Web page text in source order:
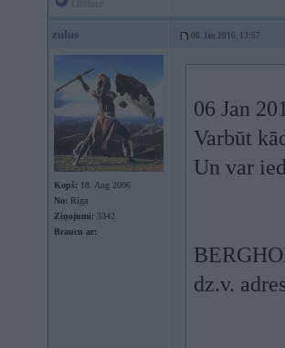
zulus 06. Jan 2016, 13:57
Kopš: 18. Aug 2006
No: Rīga
Ziņojumi: 3342
Braucu ar:
06 Jan
Varbūt
Un var
dz.v.